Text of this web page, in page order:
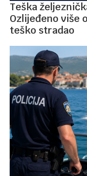
Teška
Ozlijeđeno više
teško stradao